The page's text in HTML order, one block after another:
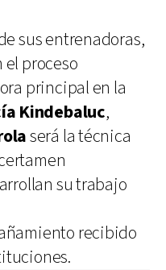
sus entrenadoras,
proceso
principal en la
Kindebaluc,
será la técnica
su trabajo
recibido